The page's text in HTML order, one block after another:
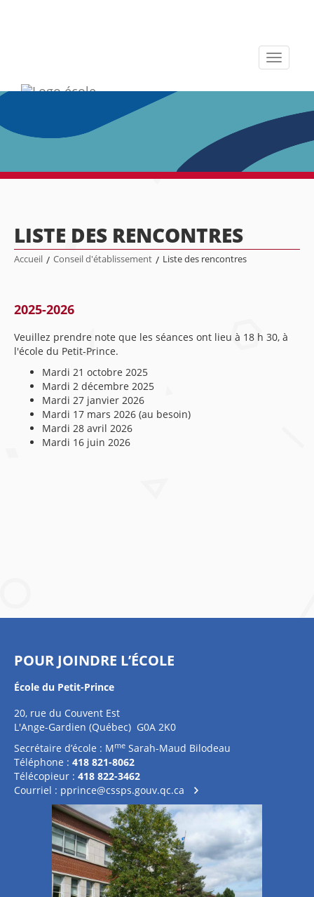
Toggle
LISTE DES RENCONTRES
Accueil / Conseil d'établissement / Liste des rencontres
2025-2026
Veuillez prendre note que les séances ont lieu à 18 h 30, à
l'école du Petit-Prince.
Mardi 21 octobre 2025
Mardi 2 décembre 2025
Mardi 27 janvier 2026
Mardi 17 mars 2026 (au besoin)
Mardi 28 avril 2026
Mardi 16 juin 2026
POUR JOINDRE L’ÉCOLE
École du Petit-Prince
20, rue du Couvent Est
L'Ange-Gardien (Québec) G0A 2K0
Secrétaire d’école : Mme Sarah-Maud Bilodeau
Téléphone : 418 821-8062
Télécopieur : 418 822-3462
Courriel : pprince@cssps.gouv.qc.ca